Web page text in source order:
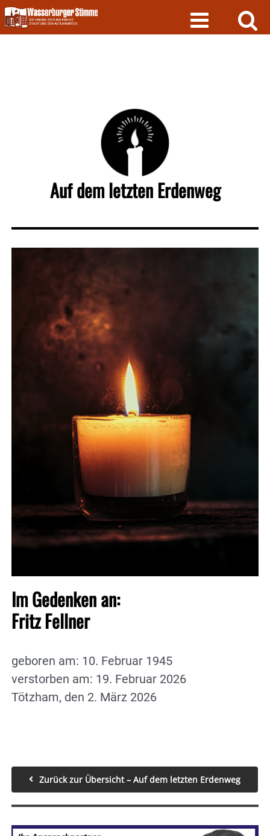
Skip
to
content
Auf dem letzten Erdenweg
Im Gedenken an:
Fritz Fellner
geboren am: 10. Februar 1945
verstorben am: 19. Februar 2026
Tötzham, den 2. März 2026
Zurück zur Übersicht – Auf dem letzten Erdenweg